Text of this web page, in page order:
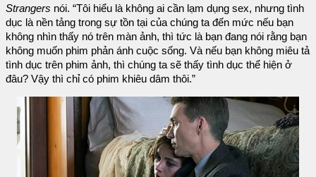
Strangers nói. “Tôi hiểu là không ai cần lạm dụng sex, nhưng tình
dục là nền tảng trong sự tồn tại của chúng ta đến mức nếu bạn
không nhìn thấy nó trên màn ảnh, thì tức là bạn đang nói rằng bạn
không muốn phim phản ánh cuộc sống. Và nếu bạn không miêu tả
tình dục trên phim ảnh, thì chúng ta sẽ thấy tình dục thể hiện ở
đâu? Vậy thì chỉ có phim khiêu dâm thôi.”